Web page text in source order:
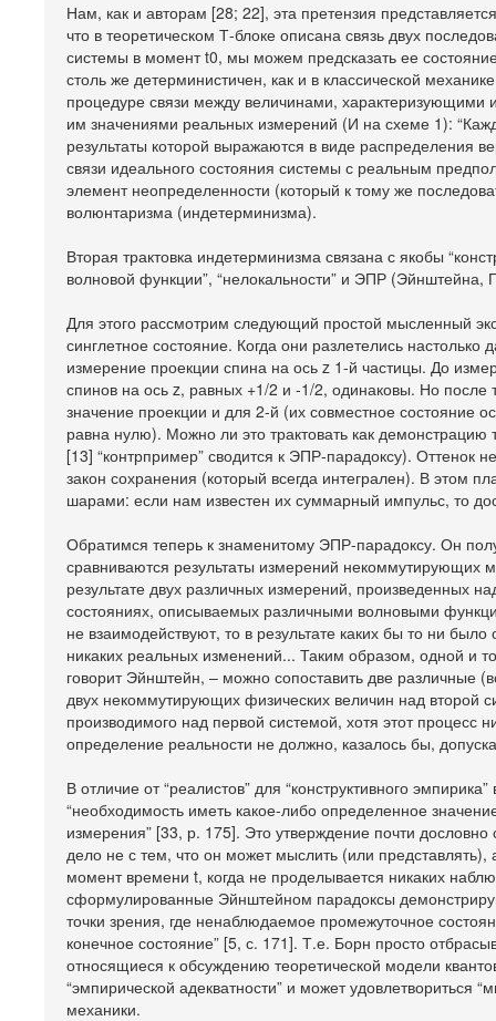
Нам, как и авторам [28; 22], эта претензия
что в теоретическом Т-блоке описана связь двух
системы в момент t0, мы можем предсказать ее
столь же детерминистичен, как и в классической
процедуре связи между величинами, характеризующими
им значениями реальных измерений (И на схеме 1):
результаты которой выражаются в виде распределения
связи идеального состояния системы с реальным
элемент неопределенности (который к тому же
волюнтаризма (индетерминизма).
Вторая трактовка индетерминизма связана с якобы
волновой функции”, “нелокальности” и ЭПР
Для этого рассмотрим следующий простой мысленный
синглетное состояние. Когда они разлетелись
измерение проекции спина на ось z 1-й частицы. До
спинов на ось z, равных +1/2 и -1/2, одинаковы. Но
значение проекции и для 2-й (их совместное состояние
равна нулю). Можно ли это трактовать как
[13] “контрпример” сводится к ЭПР-парадоксу). Оттенок
закон сохранения (который всегда интегрален). В этом
шарами: если нам известен их суммарный импульс, то
Обратимся теперь к знаменитому ЭПР-парадоксу. Он
сравниваются результаты измерений некоммутирующих
результате двух различных измерений, произведенных
состояниях, описываемых различными волновыми
не взаимодействуют, то в результате каких бы то ни
никаких реальных изменений... Таким образом, одной и
говорит Эйнштейн, – можно сопоставить две различные
двух некоммутирующих физических величин над второй
производимого над первой системой, хотя этот
определение реальности не должно, казалось бы,
В отличие от “реалистов” для “конструктивного
“необходимость иметь какое-либо определенное
измерения” [33, р. 175]. Это утверждение почти
дело не с тем, что он может мыслить (или
момент времени t, когда не проделывается никаких
сформулированные Эйнштейном парадоксы
точки зрения, где ненаблюдаемое промежуточное
конечное состояние” [5, с. 171]. Т.е. Борн просто
относящиеся к обсуждению теоретической модели
“эмпирической адекватности” и может удовлетвориться
механики.